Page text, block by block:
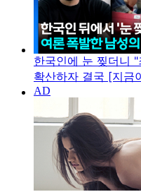
한국인에 눈 찢더니
확산하자 결국 [지금